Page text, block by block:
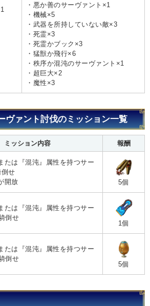
1
・悪か善のサーヴァント×1
・機械×5
・武器を所持していない敵×3
・死霊×3
・死霊かブック×3
・猛獣か飛行×6
・秩序か混沌のサーヴァント×1
・超巨大×2
・魔性×3
ヴァント討伐のミッション一覧
ミッション内容 報酬
たは『混沌』属性を持つサー
せ
開放
5個
たは『混沌』属性を持つサー
倒せ
1個
たは『混沌』属性を持つサー
倒せ
5個